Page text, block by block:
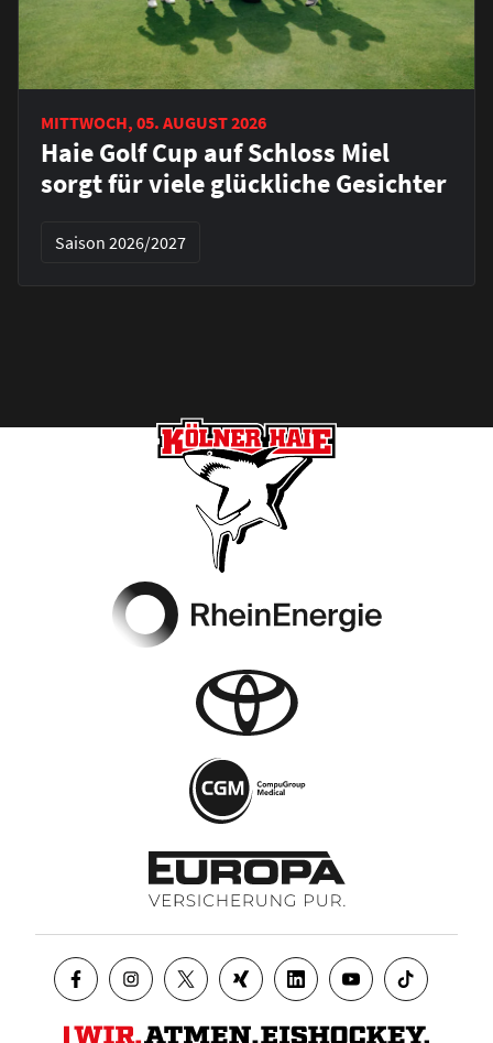
MITTWOCH, 05. AUGUST 2026
Haie Golf Cup auf Schloss Miel
sorgt für viele glückliche Gesichter
Saison 2026/2027